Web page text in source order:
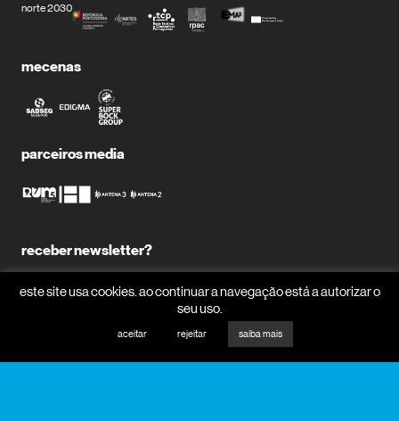
norte 2030
mecenas
parceiros media
receber newsletter?
este site usa cookies. ao continuar a navegação está a autorizar o
seu uso.
aceitar rejeitar saiba mais